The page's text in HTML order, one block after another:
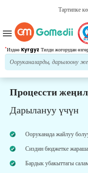
Тартипке
*Издөө Kyrgyz Тилди жогорудан
menu
Процессти
Дарылануу үчүн
Ооруканада жайлуу
Сиздин бюджетке
Бардык убакыттагы